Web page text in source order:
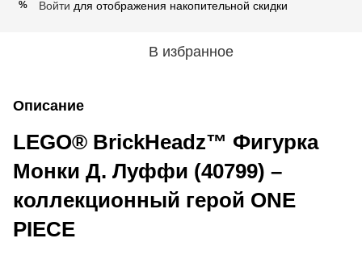
% Войти для отображения накопительной скидки
В избранное
Описание
LEGO® BrickHeadz™ Фигурка
Монки Д. Луффи (40799) –
коллекционный герой ONE
PIECE